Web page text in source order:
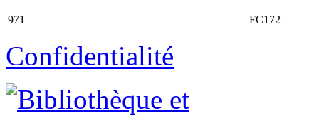
971 FC172
Confidentialité